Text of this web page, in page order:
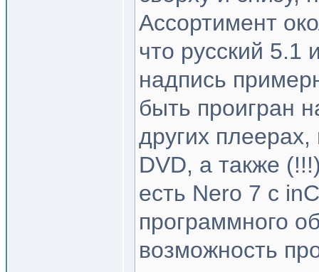
Ассортимент
что русский 5.1
надпись
быть проигран
других
DVD, а также
есть Nero 7 с
программного
возможность